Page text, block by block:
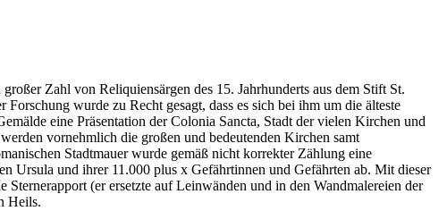
Zahl von Reliquiensärgen des 15. Jahrhunderts aus dem Stift St.
wurde zu Recht gesagt, dass es sich bei ihm um die älteste
eine Präsentation der Colonia Sancta, Stadt der vielen Kirchen und
vornehmlich die großen und bedeutenden Kirchen samt
Stadtmauer wurde gemäß nicht korrekter Zählung eine
Ursula und ihrer 11.000 plus x Gefährtinnen und Gefährten ab. Mit dieser
(er ersetzte auf Leinwänden und in den Wandmalereien der
Heils.